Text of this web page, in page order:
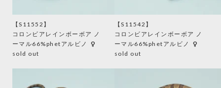
【S11552】
コロンビアレインボーボア ノ
ーマル66%phetアルビノ
female
sold out
【S11542】
コロンビアレインボーボア ノ
ーマル66%phetアルビノ
female
sold out